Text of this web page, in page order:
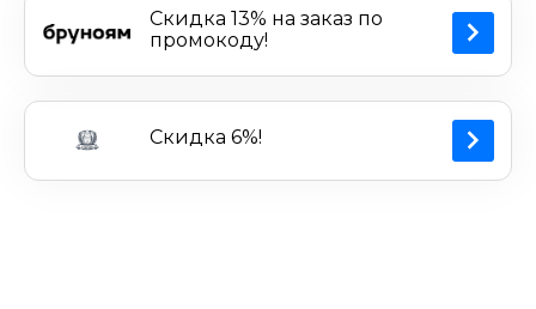
Скидка 13% на заказ по
промокоду!
Скидка 6%!